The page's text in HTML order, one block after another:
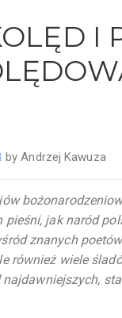
I
byAndrzej Kawuza
jak naród
znanych
również wiele